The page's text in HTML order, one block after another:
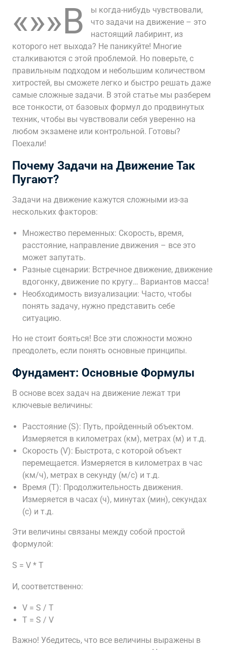
«»»В
ы когда-нибудь чувствовали,
что задачи на движение – это
настоящий лабиринт, из
которого нет выхода? Не паникуйте! Многие
сталкиваются с этой проблемой. Но поверьте, с
правильным подходом и небольшим количеством
хитростей, вы сможете легко и быстро решать даже
самые сложные задачи. В этой статье мы разберем
все тонкости, от базовых формул до продвинутых
техник, чтобы вы чувствовали себя уверенно на
любом экзамене или контрольной. Готовы?
Поехали!
Почему Задачи на Движение Так
Пугают?
Задачи на движение кажутся сложными из-за
нескольких факторов:
Множество переменных: Скорость, время,
расстояние, направление движения – все это
может запутать.
Разные сценарии: Встречное движение, движение
вдогонку, движение по кругу… Вариантов масса!
Необходимость визуализации: Часто, чтобы
понять задачу, нужно представить себе
ситуацию.
Но не стоит бояться! Все эти сложности можно
преодолеть, если понять основные принципы.
Фундамент: Основные Формулы
В основе всех задач на движение лежат три
ключевые величины:
Расстояние (S): Путь, пройденный объектом.
Измеряется в километрах (км), метрах (м) и т.д.
Скорость (V): Быстрота, с которой объект
перемещается. Измеряется в километрах в час
(км/ч), метрах в секунду (м/с) и т.д.
Время (T): Продолжительность движения.
Измеряется в часах (ч), минутах (мин), секундах
(с) и т.д.
Эти величины связаны между собой простой
формулой:
S = V * T
И, соответственно:
V = S / T
T = S / V
Важно! Убедитесь, что все величины выражены в